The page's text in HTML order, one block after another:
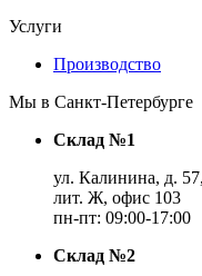
Услуги
Производство
Мы в Санкт-Петербурге
Склад №1
ул. Калинина, д. 57,
лит. Ж, офис 103
пн-пт: 09:00-17:00
Склад №2